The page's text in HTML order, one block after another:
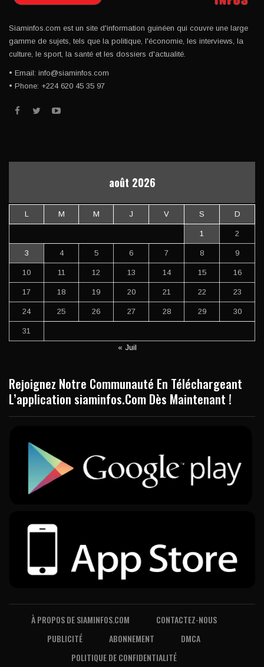
Siaminfos.com est un site d'information guinéen qui couvre une large
gamme de sujets, tels que la politique, l'économie, les interviews, la
culture, le sport, la santé et les dossiers d'actualité.
• Email: info@siaminfos.com
• Phone: +224 620 45 35 97
août 2026
L M M J V S D
1 2
3 4 5 6 7 8 9
10 11 12 13 14 15 16
17 18 19 20 21 22 23
24 25 26 27 28 29 30
31
« Juil
Rejoignez Notre Communauté En Téléchargeant
L’application siaminfos.Com Dès Maintenant !
À PROPOS DE SIAMINFOS.COM
CONTACTEZ-NOUS
PUBLICITÉ
ABONNEMENT
DMCA
POLITIQUE DE CONFIDENTIALITÉ